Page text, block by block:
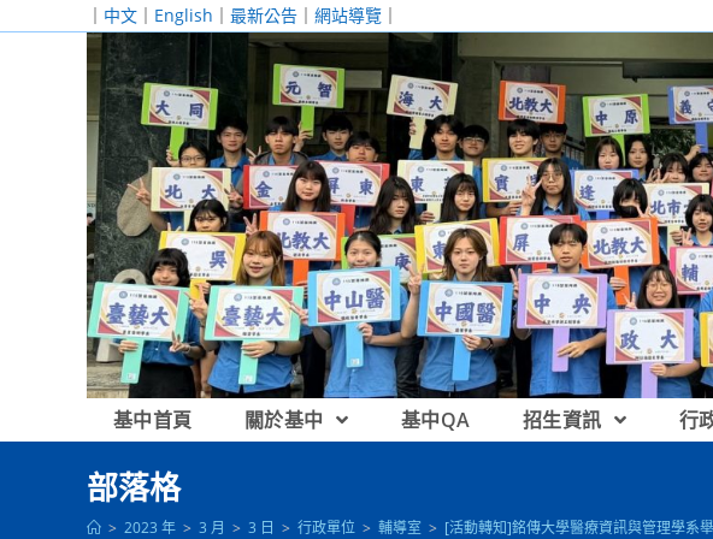
｜ 中文 ｜ English ｜ 最新公告 ｜ 網站導覽 ｜
基中首頁 關於基中 基中QA 招生資訊 行
部落格
> 2023 年 > 3 月 > 3 日 > 行政單位 > 輔導室 > [活動轉知]銘傳大學醫療資訊與管理學系